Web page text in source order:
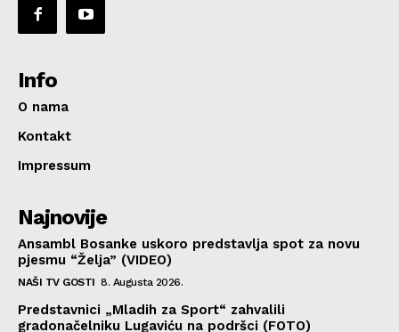
Info
O nama
Kontakt
Impressum
Najnovije
Ansambl Bosanke uskoro predstavlja spot za novu
pjesmu “Želja” (VIDEO)
NAŠI TV GOSTI 8. Augusta 2026.
Predstavnici „Mladih za Sport“ zahvalili
gradonačelniku Lugaviću na podršci (FOTO)